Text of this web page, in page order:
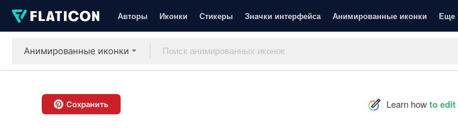
Авторы Иконки Стикеры Значки интерфейса Анимированные иконки Еще
Анимированные иконки
Сохранить Learn howto edit